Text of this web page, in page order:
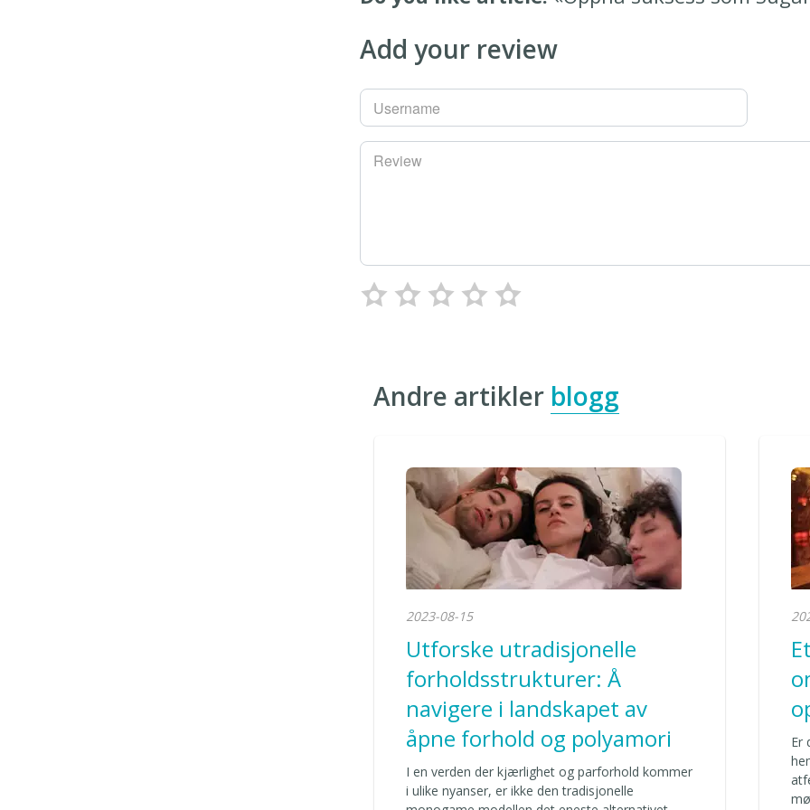
Add your review
Username
Review
Andre artikler blogg
2023-08-15
Utforske utradisjonelle
forholdsstrukturer: Å
navigere i landskapet av
åpne forhold og polyamori
I en verden der kjærlighet og parforhold kommer
i ulike nyanser, er ikke den tradisjonelle
Er